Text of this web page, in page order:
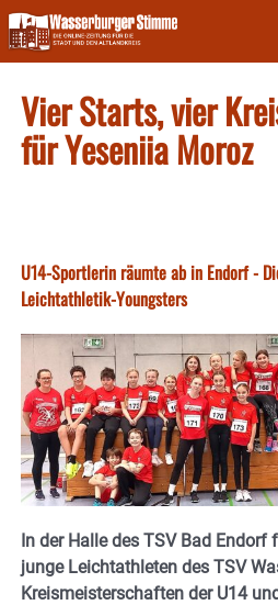
Skip
to
content
Vier Starts, vier
für Yeseniia Moroz
U14-Sportlerin räumte ab in Endorf -
Leichtathletik-Youngsters
In der Halle des TSV Bad Endorf
junge Leichtathleten des TSV
Kreismeisterschaften der U14